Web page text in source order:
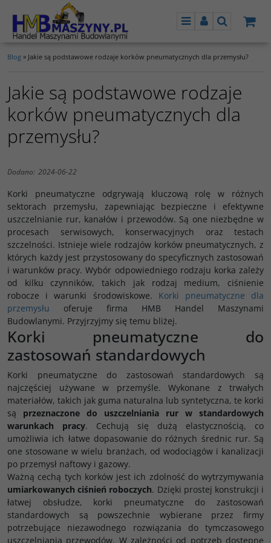
MenuPanelSzukaj
Blog » Jakie są podstawowe rodzaje korków pneumatycznych dla przemysłu?
Jakie są podstawowe rodzaje
korków pneumatycznych dla
przemysłu?
Dodano: 2024-06-22
Korki pneumatyczne odgrywają kluczową rolę w różnych
sektorach przemysłu, zapewniając bezpieczne i efektywne
uszczelnianie rur, kanałów i przewodów. Są one niezbędne w
procesach serwisowych, konserwacyjnych oraz testach
szczelności. Istnieje wiele rodzajów korków pneumatycznych, z
których każdy jest przystosowany do specyficznych zastosowań
i warunków pracy. Wybór odpowiedniego rodzaju korka zależy
od kilku czynników, takich jak rodzaj medium, ciśnienie
robocze i warunki środowiskowe. Korki pneumatyczne dla
przemysłu oferuje firma HMB Handel Maszynami
Budowlanymi. Przyjrzyjmy się temu bliżej.
Korki pneumatyczne do
zastosowań standardowych
Korki pneumatyczne do zastosowań standardowych są
najczęściej używane w przemyśle. Wykonane z trwałych
materiałów, takich jak guma naturalna lub syntetyczna, te korki
są przeznaczone do uszczelniania rur w standardowych
warunkach pracy. Cechują się dużą elastycznością, co
umożliwia ich łatwe dopasowanie do różnych średnic rur. Są
one stosowane w wielu branżach, od wodociągów i kanalizacji
po przemysł naftowy i gazowy.
Ważną cechą tych korków jest ich zdolność do wytrzymywania
umiarkowanych ciśnień roboczych. Dzięki prostej konstrukcji i
łatwej obsłudze, korki pneumatyczne do zastosowań
standardowych są powszechnie wybierane przez firmy
potrzebujące niezawodnego rozwiązania do tymczasowego
uszczelniania przewodów. W zależności od potrzeb dostępne